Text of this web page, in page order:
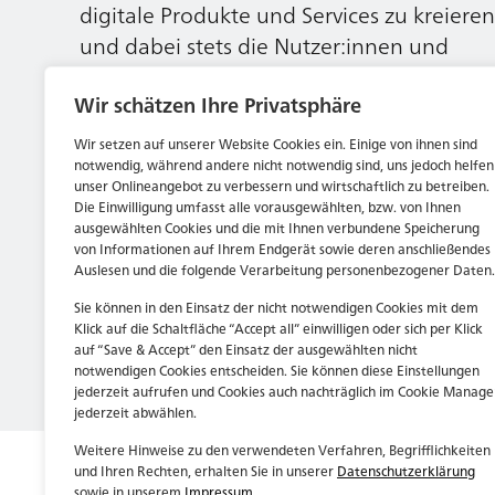
Wir schätzen Ihre Privatsphäre
Wir setzen auf unserer Website Cookies ein. Einige von ihnen sind
notwendig, während andere nicht notwendig sind, uns jedoch helfen
unser Onlineangebot zu verbessern und wirtschaftlich zu betreiben.
Die Einwilligung umfasst alle vorausgewählten, bzw. von Ihnen
ausgewählten Cookies und die mit Ihnen verbundene Speicherung
von Informationen auf Ihrem Endgerät sowie deren anschließendes
Auslesen und die folgende Verarbeitung personenbezogener Daten.
Sie können in den Einsatz der nicht notwendigen Cookies mit dem
Klick auf die Schaltfläche “Accept all” einwilligen oder sich per Klick
auf “Save & Accept” den Einsatz der ausgewählten nicht
notwendigen Cookies entscheiden. Sie können diese Einstellungen
jederzeit aufrufen und Cookies auch nachträglich im Cookie
jederzeit abwählen.
Weitere Hinweise zu den verwendeten Verfahren, Begrifflichkeiten
und Ihren Rechten, erhalten Sie in unsererDatenschutzerklärung
digitale Produkte und Services zu kreieren
und dabei stets die Nutzer:innen und
unsere Kund:innen im Auge behalten.
Jetzt bewerben